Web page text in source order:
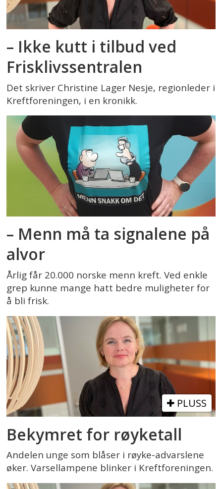
– Ikke kutt i tilbud ved
Frisklivssentralen
Det skriver Christine Lager Nesje, regionleder i
Kreftforeningen, i en kronikk.
– Menn må ta signalene på
alvor
Årlig får 20.000 norske menn kreft. Ved enkle
grep kunne mange hatt bedre muligheter for
å bli frisk.
PLUSS
Bekymret for røyketall
Andelen unge som blåser i røyke-advarslene
øker. Varsellampene blinker i Kreftforeningen.